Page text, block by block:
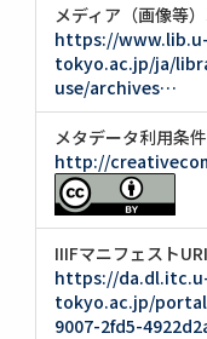
メディア（画像等
https://www.lib.u-
tokyo.ac.jp/ja/
use/archives…
メタデータ利用条件
http://
IIIFマニフェストURI
https://
tokyo.ac.jp/
9007-2fd5-